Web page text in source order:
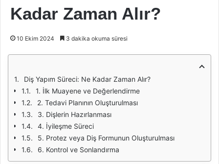
Kadar Zaman Alır?
10 Ekim 2024 3 dakika okuma süresi
Diş Yapım Süreci: Ne Kadar Zaman Alır?
1. İlk Muayene ve Değerlendirme
2. Tedavi Planının Oluşturulması
3. Dişlerin Hazırlanması
4. İyileşme Süreci
5. Protez veya Diş Formunun Oluşturulması
6. Kontrol ve Sonlandırma